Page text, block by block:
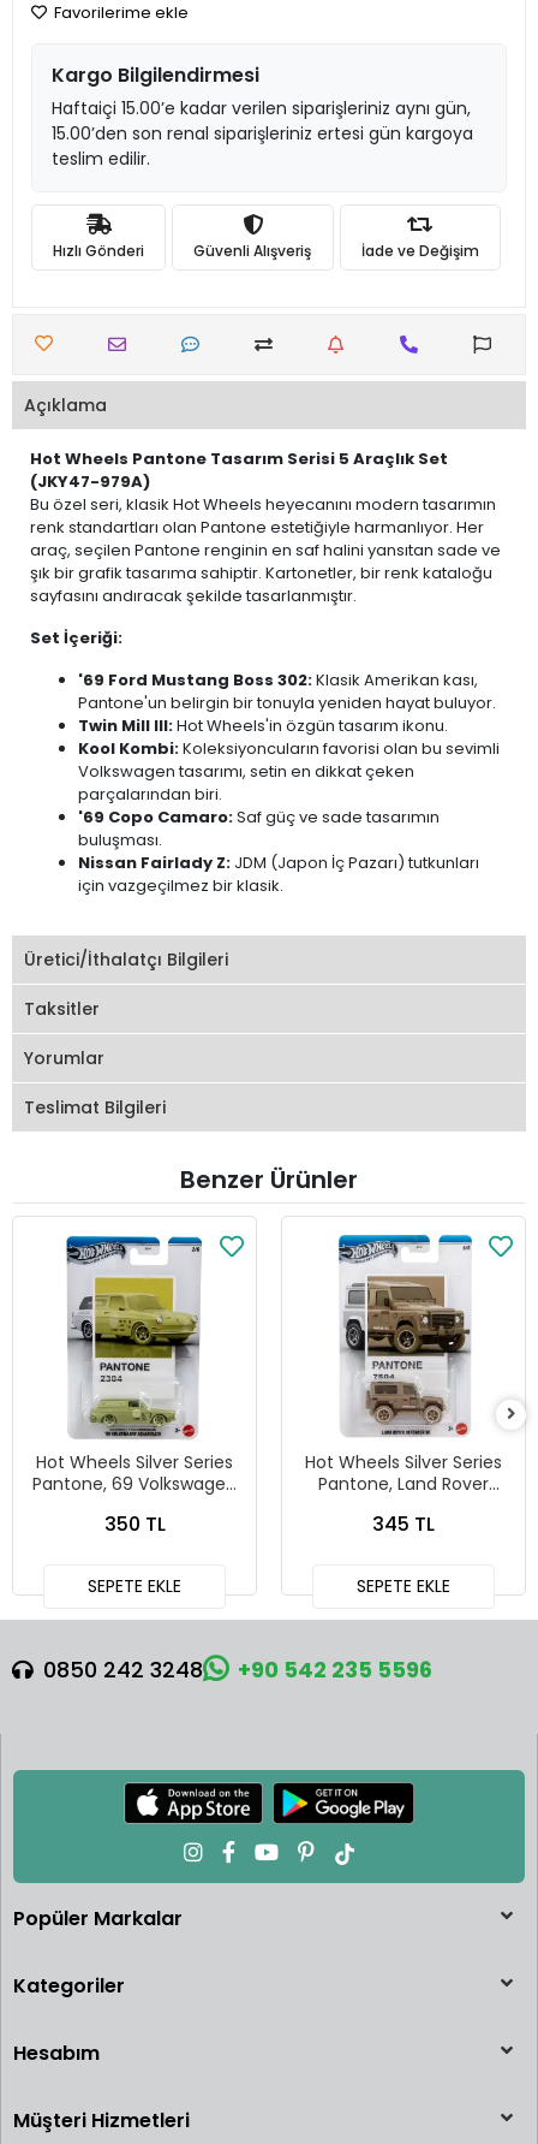
Favorilerime ekle
Kargo Bilgilendirmesi
Haftaiçi 15.00’e kadar verilen siparişleriniz aynı gün,
15.00’den son renal siparişleriniz ertesi gün kargoya
teslim edilir.
Hızlı Gönderi Güvenli Alışveriş İade ve Değişim
Açıklama
Hot Wheels Pantone Tasarım Serisi 5 Araçlık Set
(JKY47-979A)
Bu özel seri, klasik Hot Wheels heyecanını modern tasarımın
renk standartları olan Pantone estetiğiyle harmanlıyor. Her
araç, seçilen Pantone renginin en saf halini yansıtan sade ve
şık bir grafik tasarıma sahiptir. Kartonetler, bir renk kataloğu
sayfasını andıracak şekilde tasarlanmıştır.
Set İçeriği:
'69 Ford Mustang Boss 302:Klasik Amerikan kası,
Pantone'un belirgin bir tonuyla yeniden hayat buluyor.
Twin Mill III:Hot Wheels'in özgün tasarım ikonu.
Kool Kombi:Koleksiyoncuların favorisi olan bu sevimli
Volkswagen tasarımı, setin en dikkat çeken
parçalarından biri.
'69 Copo Camaro:Saf güç ve sade tasarımın
buluşması.
Nissan Fairlady Z: JDM (Japon İç Pazarı) tutkunları
için vazgeçilmez bir klasik.
Üretici/İthalatçı Bilgileri
Taksitler
Yorumlar
Teslimat Bilgileri
Benzer Ürünler
Hot Wheels Silver Series
Pantone, 69 Volkswagen
350 TL
SEPETE EKLE
Hot Wheels Silver Series
Pantone, Land Rover
345 TL
SEPETE EKLE
0850 242 3248 +90 542 235 5596
Popüler Markalar
Kategoriler
Hesabım
Müşteri Hizmetleri